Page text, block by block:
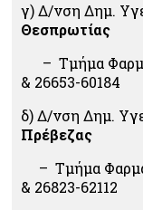
γ) Δ/νση Δημ.
Θεσπρωτίας
– Τμήμα
& 26653-60184
δ) Δ/νση Δημ.
Πρέβεζας
– Τμήμα
& 26823-62112